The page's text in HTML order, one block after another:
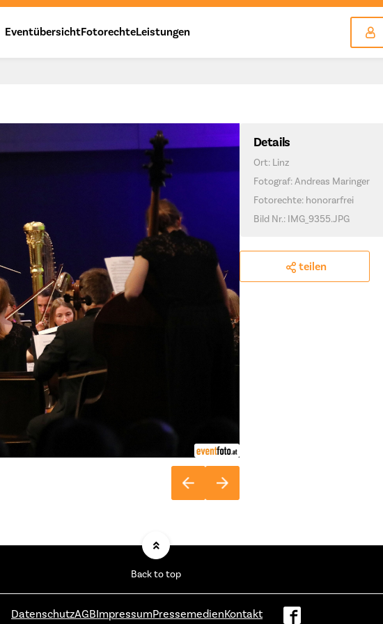
EventübersichtFotorechteLeistungen
Details
Ort: Linz
Fotograf: Andreas Maringer
Fotorechte: honorarfrei
Bild Nr.: IMG_9355.JPG
teilen
Back to top
DatenschutzAGBImpressumPressemedienKontakt